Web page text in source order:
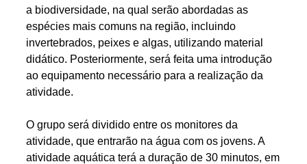
a biodiversidade, na qual serão abordadas as
espécies mais comuns na região, incluindo
invertebrados, peixes e algas, utilizando material
didático. Posteriormente, será feita uma introdução
ao equipamento necessário para a realização da
atividade.
O grupo será dividido entre os monitores da
atividade, que entrarão na água com os jovens. A
atividade aquática terá a duração de 30 minutos, em